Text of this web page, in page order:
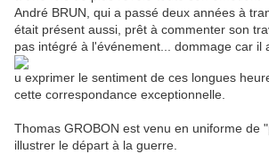
André BRUN, qui a passé deux années à
était présent aussi, prêt à commenter son
pas intégré à l'événement... dommage car il
u exprimer le sentiment de ces longues
cette correspondance exceptionnelle.
Thomas GROBON est venu en uniforme de
illustrer le départ à la guerre.